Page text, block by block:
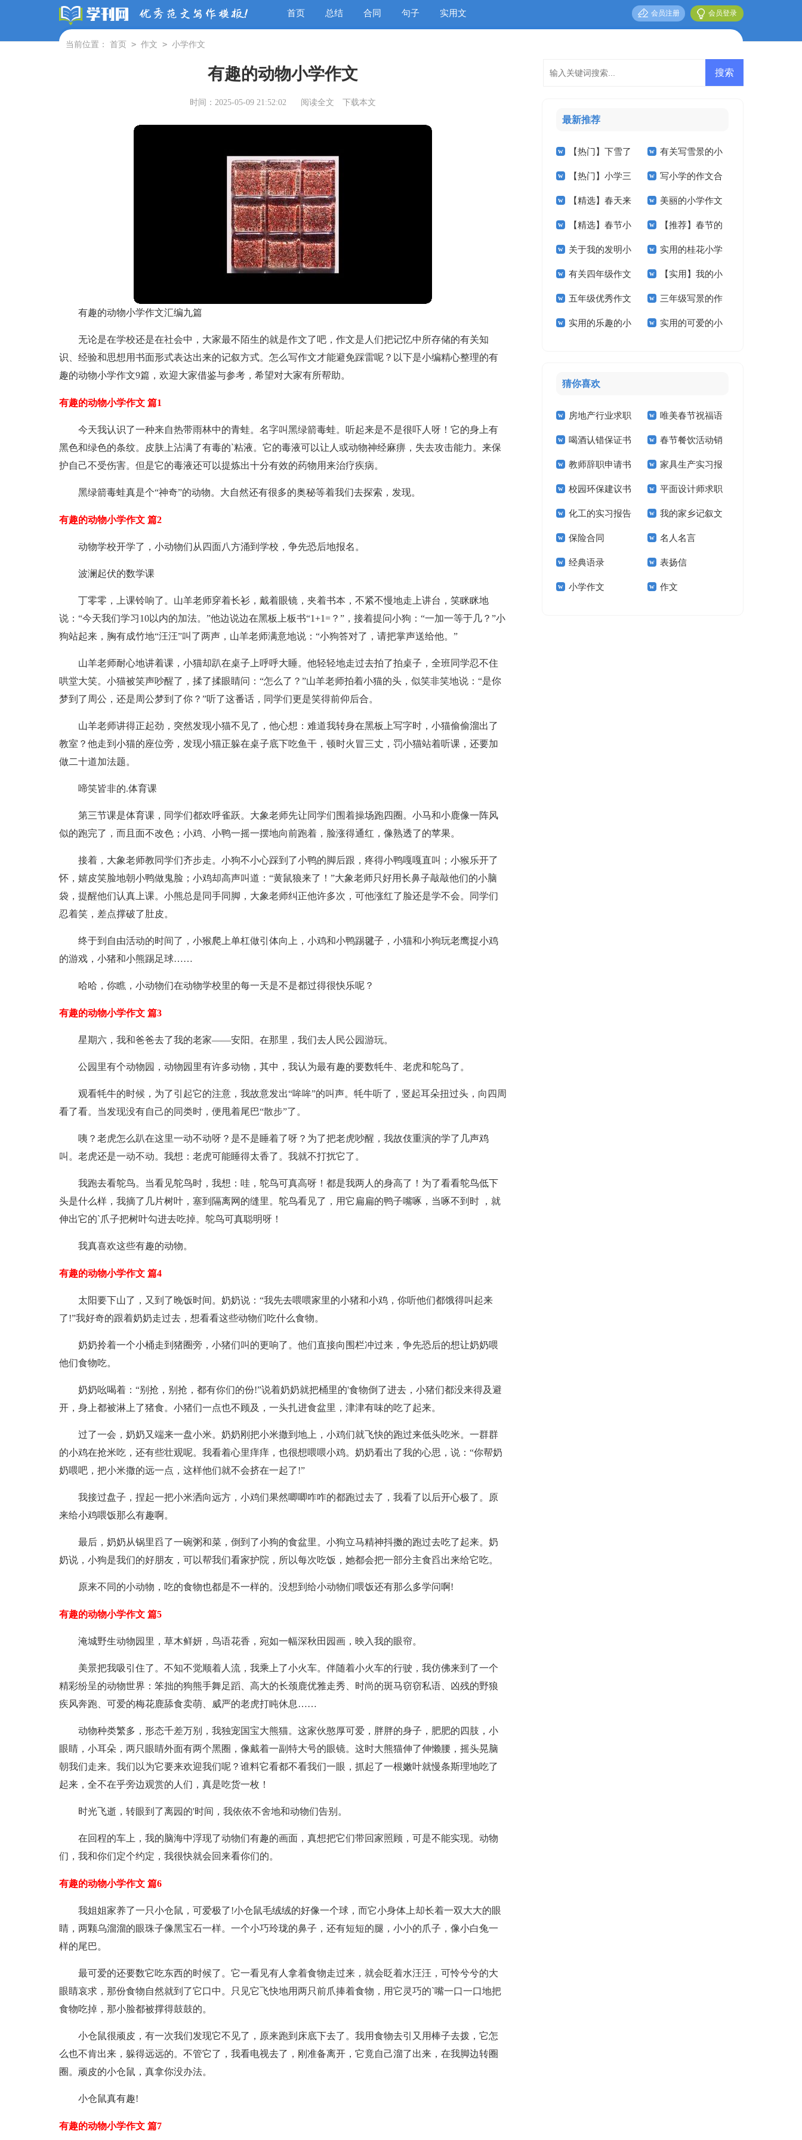
首页 总结 合同 句子 实用文 会员登录
会员注册
当前位置： 首页 > 作文 > 小学作文
有趣的动物小学作文
时间：2025-05-09 21:52:02 阅读全文 下载本文
有趣的动物小学作文汇编九篇
无论是在学校还是在社会中，大家最不陌生的就是作文了吧，作文是人们把记忆中所存储的有关知
识、经验和思想用书面形式表达出来的记叙方式。怎么写作文才能避免踩雷呢？以下是小编精心整理的有
趣的动物小学作文9篇，欢迎大家借鉴与参考，希望对大家有所帮助。
有趣的动物小学作文 篇1
今天我认识了一种来自热带雨林中的青蛙。名字叫黑绿箭毒蛙。听起来是不是很吓人呀！它的身上有
黑色和绿色的条纹。皮肤上沾满了有毒的`粘液。它的毒液可以让人或动物神经麻痹，失去攻击能力。来保
护自己不受伤害。但是它的毒液还可以提炼出十分有效的药物用来治疗疾病。
黑绿箭毒蛙真是个“神奇”的动物。大自然还有很多的奥秘等着我们去探索，发现。
有趣的动物小学作文 篇2
动物学校开学了，小动物们从四面八方涌到学校，争先恐后地报名。
波澜起伏的数学课
丁零零，上课铃响了。山羊老师穿着长衫，戴着眼镜，夹着书本，不紧不慢地走上讲台，笑眯眯地
说：“今天我们学习10以内的加法。”他边说边在黑板上板书“1+1=？”，接着提问小狗：“一加一等于几？”小
狗站起来，胸有成竹地“汪汪”叫了两声，山羊老师满意地说：“小狗答对了，请把掌声送给他。”
山羊老师耐心地讲着课，小猫却趴在桌子上呼呼大睡。他轻轻地走过去拍了拍桌子，全班同学忍不住
哄堂大笑。小猫被笑声吵醒了，揉了揉眼睛问：“怎么了？”山羊老师拍着小猫的头，似笑非笑地说：“是你
梦到了周公，还是周公梦到了你？”听了这番话，同学们更是笑得前仰后合。
山羊老师讲得正起劲，突然发现小猫不见了，他心想：难道我转身在黑板上写字时，小猫偷偷溜出了
教室？他走到小猫的座位旁，发现小猫正躲在桌子底下吃鱼干，顿时火冒三丈，罚小猫站着听课，还要加
做二十道加法题。
啼笑皆非的.体育课
第三节课是体育课，同学们都欢呼雀跃。大象老师先让同学们围着操场跑四圈。小马和小鹿像一阵风
似的跑完了，而且面不改色；小鸡、小鸭一摇一摆地向前跑着，脸涨得通红，像熟透了的苹果。
接着，大象老师教同学们齐步走。小狗不小心踩到了小鸭的脚后跟，疼得小鸭嘎嘎直叫；小猴乐开了
怀，嬉皮笑脸地朝小鸭做鬼脸；小鸡却高声叫道：“黄鼠狼来了！”大象老师只好用长鼻子敲敲他们的小脑
袋，提醒他们认真上课。小熊总是同手同脚，大象老师纠正他许多次，可他涨红了脸还是学不会。同学们
忍着笑，差点撑破了肚皮。
终于到自由活动的时间了，小猴爬上单杠做引体向上，小鸡和小鸭踢毽子，小猫和小狗玩老鹰捉小鸡
的游戏，小猪和小熊踢足球……
哈哈，你瞧，小动物们在动物学校里的每一天是不是都过得很快乐呢？
有趣的动物小学作文 篇3
星期六，我和爸爸去了我的老家——安阳。在那里，我们去人民公园游玩。
公园里有个动物园，动物园里有许多动物，其中，我认为最有趣的要数牦牛、老虎和鸵鸟了。
观看牦牛的时候，为了引起它的注意，我故意发出“哞哞”的叫声。牦牛听了，竖起耳朵扭过头，向四周
看了看。当发现没有自己的同类时，便甩着尾巴“散步”了。
咦？老虎怎么趴在这里一动不动呀？是不是睡着了呀？为了把老虎吵醒，我故伎重演的学了几声鸡
叫。老虎还是一动不动。我想：老虎可能睡得太香了。我就不打扰它了。
我跑去看鸵鸟。当看见鸵鸟时，我想：哇，鸵鸟可真高呀！都是我两人的身高了！为了看看鸵鸟低下
头是什么样，我摘了几片树叶，塞到隔离网的缝里。鸵鸟看见了，用它扁扁的鸭子嘴啄，当啄不到时 ，就
伸出它的`爪子把树叶勾进去吃掉。鸵鸟可真聪明呀！
我真喜欢这些有趣的动物。
有趣的动物小学作文 篇4
太阳要下山了，又到了晚饭时间。奶奶说：“我先去喂喂家里的小猪和小鸡，你听他们都饿得叫起来
了!”我好奇的跟着奶奶走过去，想看看这些动物们吃什么食物。
奶奶拎着一个小桶走到猪圈旁，小猪们叫的更响了。他们直接向围栏冲过来，争先恐后的想让奶奶喂
他们食物吃。
奶奶吆喝着：“别抢，别抢，都有你们的份!”说着奶奶就把桶里的'食物倒了进去，小猪们都没来得及避
开，身上都被淋上了猪食。小猪们一点也不顾及，一头扎进食盆里，津津有味的吃了起来。
过了一会，奶奶又端来一盘小米。奶奶刚把小米撒到地上，小鸡们就飞快的跑过来低头吃米。一群群
的小鸡在抢米吃，还有些壮观呢。我看着心里痒痒，也很想喂喂小鸡。奶奶看出了我的心思，说：“你帮奶
奶喂吧，把小米撒的远一点，这样他们就不会挤在一起了!”
我接过盘子，捏起一把小米洒向远方，小鸡们果然唧唧咋咋的都跑过去了，我看了以后开心极了。原
来给小鸡喂饭那么有趣啊。
最后，奶奶从锅里舀了一碗粥和菜，倒到了小狗的食盆里。小狗立马精神抖擞的跑过去吃了起来。奶
奶说，小狗是我们的好朋友，可以帮我们看家护院，所以每次吃饭，她都会把一部分主食舀出来给它吃。
原来不同的小动物，吃的食物也都是不一样的。没想到给小动物们喂饭还有那么多学问啊!
有趣的动物小学作文 篇5
淹城野生动物园里，草木鲜妍，鸟语花香，宛如一幅深秋田园画，映入我的眼帘。
美景把我吸引住了。不知不觉顺着人流，我乘上了小火车。伴随着小火车的行驶，我仿佛来到了一个
精彩纷呈的动物世界：笨拙的狗熊手舞足蹈、高大的长颈鹿优雅走秀、时尚的斑马窃窃私语、凶残的野狼
疾风奔跑、可爱的梅花鹿舔食卖萌、威严的老虎打盹休息……
动物种类繁多，形态千差万别，我独宠国宝大熊猫。这家伙憨厚可爱，胖胖的身子，肥肥的四肢，小
眼睛，小耳朵，两只眼睛外面有两个黑圈，像戴着一副特大号的眼镜。这时大熊猫伸了伸懒腰，摇头晃脑
朝我们走来。我们以为它要来欢迎我们呢？谁料它看都不看我们一眼，抓起了一根嫩叶就慢条斯理地吃了
起来，全不在乎旁边观赏的人们，真是吃货一枚！
时光飞逝，转眼到了离园的'时间，我依依不舍地和动物们告别。
在回程的车上，我的脑海中浮现了动物们有趣的画面，真想把它们带回家照顾，可是不能实现。动物
们，我和你们定个约定，我很快就会回来看你们的。
有趣的动物小学作文 篇6
我姐姐家养了一只小仓鼠，可爱极了!小仓鼠毛绒绒的好像一个球，而它小身体上却长着一双大大的眼
睛，两颗乌溜溜的眼珠子像黑宝石一样。一个小巧玲珑的鼻子，还有短短的腿，小小的爪子，像小白兔一
样的尾巴。
最可爱的还要数它吃东西的时候了。它一看见有人拿着食物走过来，就会眨着水汪汪，可怜兮兮的大
眼睛哀求，那份食物自然就到了它口中。只见它飞快地用两只前爪捧着食物，用它灵巧的`嘴一口一口地把
食物吃掉，那小脸都被撑得鼓鼓的。
小仓鼠很顽皮，有一次我们发现它不见了，原来跑到床底下去了。我用食物去引又用棒子去拨，它怎
么也不肯出来，躲得远远的。不管它了，我看电视去了，刚准备离开，它竟自己溜了出来，在我脚边转圈
圈。顽皮的小仓鼠，真拿你没办法。
小仓鼠真有趣!
有趣的动物小学作文 篇7
最新推荐
【热门】下雪了
小学作文三篇
有关写雪景的小
学作文5篇
【热门】小学三
年级作文3篇
写小学的作文合
集5篇
【精选】春天来
了小学作文合集九篇
美丽的小学作文
汇编九篇
【精选】春节小
学作文汇编7篇
【推荐】春节的
小学作文三篇
关于我的发明小
学作文三篇
实用的桂花小学
作文4篇
有关四年级作文
300字5篇
【实用】我的小
学作文3篇
五年级优秀作文
汇总五篇
三年级写景的作
文
实用的乐趣的小 实用的可爱的小
猜你喜欢
房地产行业求职
信
唯美春节祝福语
喝酒认错保证书 春节餐饮活动销
售工作计划
教师辞职申请书 家具生产实习报
告
校园环保建议书 平面设计师求职
信14篇
化工的实习报告 我的家乡记叙文
15篇
保险合同 名人名言
经典语录 表扬信
小学作文 作文